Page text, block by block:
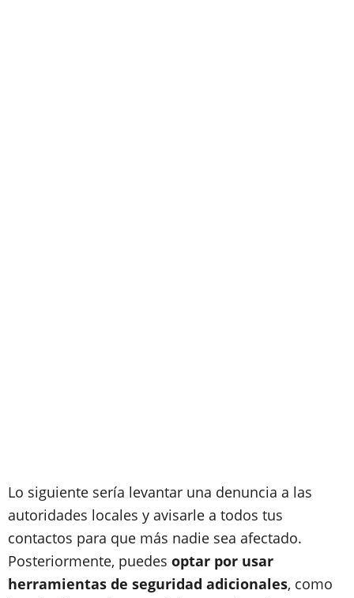
Lo siguiente sería levantar una denuncia a las
autoridades locales y avisarle a todos tus
contactos para que más nadie sea afectado.
Posteriormente, puedes optar por usar
herramientas de seguridad adicionales, como